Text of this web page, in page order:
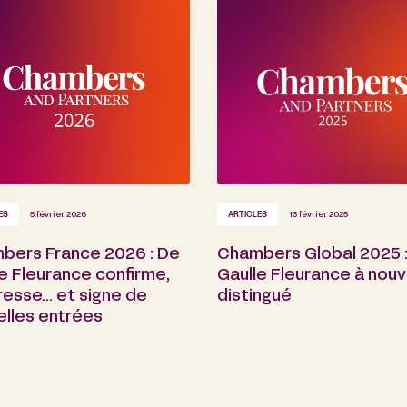
5 février 2026
France 2026 : De
Fleurance confirme,
et signe de
entrées
ARTICLES 13 février 2025
Chambers Global 2025
Gaulle Fleurance à
distingué